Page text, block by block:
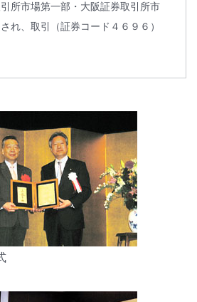
引所市場第一部・大阪証券取引所市
れ、取引（証券コード４６９６）